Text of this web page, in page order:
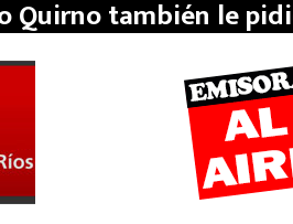
Quirno también le